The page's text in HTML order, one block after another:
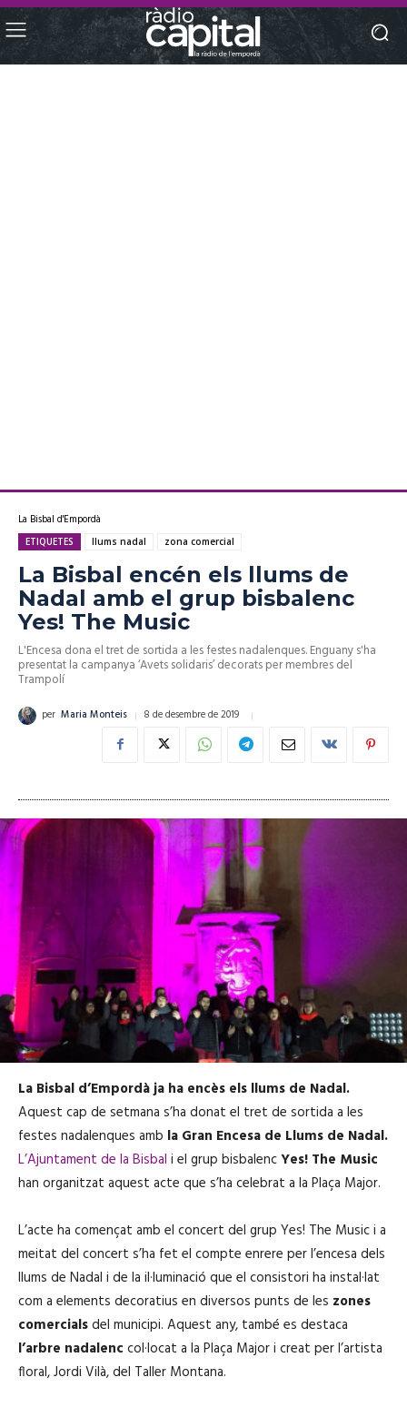
La Bisbal d'Empordà
ETIQUETES llums nadal zona comercial
La Bisbal encén els llums de
Nadal amb el grup bisbalenc
Yes! The Music
L'Encesa dona el tret de sortida a les festes nadalenques. Enguany s'ha
presentat la campanya ‘Avets solidaris’ decorats per membres del
Trampolí
per Maria Monteis 8 de desembre de 2019
La Bisbal d’Empordà ja ha encès els llums de Nadal.
Aquest cap de setmana s’ha donat el tret de sortida a les
festes nadalenques amb la Gran Encesa de Llums de Nadal.
L’Ajuntament de la Bisbal i el grup bisbalencYes! The Music
han organitzat aquest acte que s’ha celebrat a la Plaça Major.
L’acte ha començat amb el concert del grup Yes! The Music i a
meitat del concert s’ha fet el compte enrere per l’encesa dels
llums de Nadal i de la il·luminació que el consistori ha instal·lat
com a elements decoratius en diversos punts de les zones
comercialsdel municipi. Aquest any, també es destaca
l’arbre nadalenc col·locat a la Plaça Major i creat per l’artista
floral, Jordi Vilà, del Taller Montana.